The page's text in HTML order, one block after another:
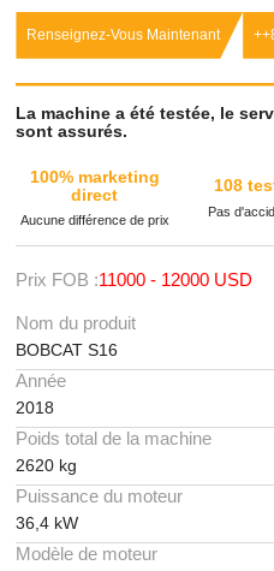
Renseignez-Vous Maintenant
La machine a été testée, le
sont assurés.
100% marketing
direct
Aucune différence de prix
108
Pas
Prix FOB :11000 - 12000 USD
Nom du produit
BOBCAT S16
Année
2018
Poids total de la machine
2620 kg
Puissance du moteur
36,4 kW
Modèle de moteur